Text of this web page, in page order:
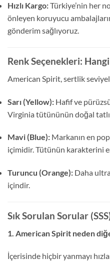
Hızlı Kargo:Türkiye’nin her
önleyen koruyucu
gönderim sağlıyoruz.
Renk Seçenekleri:
American Spirit, sertlik
Sarı (Yellow): Hafif ve
Virginia tütününün doğal
Mavi (Blue): Markanın en
içimidir. Tütünün karakterini
Turuncu (Orange): Daha
içindir.
Sık Sorulan Sorular
1. American Spirit neden
İçerisinde hiçbir yanmayı